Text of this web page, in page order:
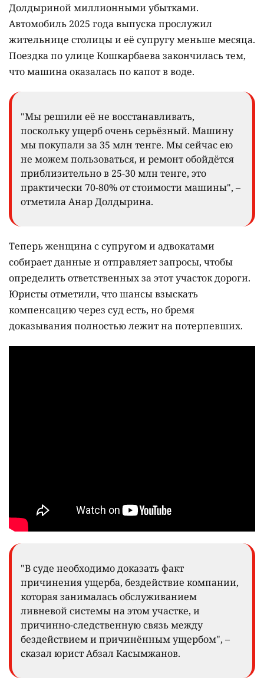
Долдыриной миллионными убытками.
Автомобиль 2025 года выпуска прослужил
жительнице столицы и её супругу меньше месяца.
Поездка по улице Кошкарбаева закончилась тем,
что машина оказалась по капот в воде.
"Мы решили её не восстанавливать,
поскольку ущерб очень серьёзный. Машину
мы покупали за 35 млн тенге. Мы сейчас ею
не можем пользоваться, и ремонт обойдётся
приблизительно в 25-30 млн тенге, это
практически 70-80% от стоимости машины", –
отметила Анар Долдырина.
Теперь женщина с супругом и адвокатами
собирает данные и отправляет запросы, чтобы
определить ответственных за этот участок дороги.
Юристы отметили, что шансы взыскать
компенсацию через суд есть, но бремя
доказывания полностью лежит на потерпевших.
"В суде необходимо доказать факт
причинения ущерба, бездействие компании,
которая занималась обслуживанием
ливневой системы на этом участке, и
причинно-следственную связь между
бездействием и причинённым ущербом", –
сказал юрист Абзал Касымжанов.